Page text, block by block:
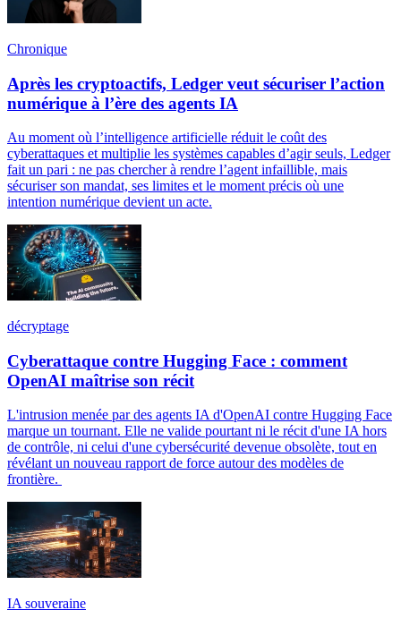
Chronique
Après les cryptoactifs, Ledger veut sécuriser l’action
numérique à l’ère des agents IA
Au moment où l’intelligence artificielle réduit le coût des
cyberattaques et multiplie les systèmes capables d’agir seuls, Ledger
fait un pari : ne pas chercher à rendre l’agent infaillible, mais
sécuriser son mandat, ses limites et le moment précis où une
intention numérique devient un acte.
décryptage
Cyberattaque contre Hugging Face : comment
OpenAI maîtrise son récit
L'intrusion menée par des agents IA d'OpenAI contre Hugging Face
marque un tournant. Elle ne valide pourtant ni le récit d'une IA hors
de contrôle, ni celui d'une cybersécurité devenue obsolète, tout en
révélant un nouveau rapport de force autour des modèles de
frontière.
IA souveraine